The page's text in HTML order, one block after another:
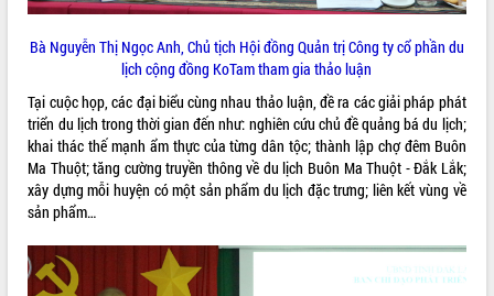
Đề án 06 tạo bước ngoặt đột phá trong
cải cách hành chính tỉnh Đắk Lắk
Kết nối tour, đẩy mạnh chuyển đổi số
Khởi động Dự án Đầu tư xây dựng hạ
tầng kỹ thuật Cụm công nghiệp Tân
Tiến
Gặp mặt các cơ quan báo chí nhân Kỷ
niệm 101 năm Ngày Báo chí Cách
Đắk Lắk sơ kết 4 năm triển khai thực
hiện Đề án 06 của Chính phủ
Bà Nguyễn Thị Ngọc Anh, Chủ tịch Hội đồng Quản trị Công ty cổ phần du
lịch cộng đồng KoTam tham gia thảo luận
Tại cuộc họp, các đại biểu cùng nhau thảo luận, đề ra các giải pháp phát
triển du lịch trong thời gian đến như: nghiên cứu chủ đề quảng bá du lịch;
khai thác thế mạnh ẩm thực của từng dân tộc; thành lập chợ đêm Buôn
Ma Thuột; tăng cường truyền thông về du lịch Buôn Ma Thuột - Đắk Lắk;
xây dựng mỗi huyện có một sản phẩm du lịch đặc trưng; liên kết vùng về
sản phẩm…